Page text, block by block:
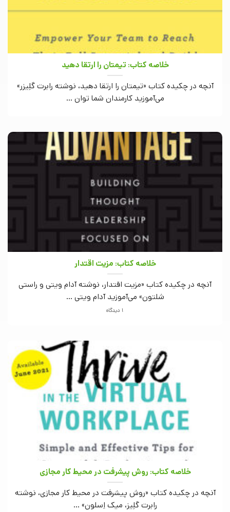
خلاصه کتاب: تیمتان را ارتقا دهید
آنچه در چکیده کتاب «تیمتان را ارتقا دهید، نوشته رابرت گلِیزر»
می‌آموزید کارمندان شما توان ...
خلاصه کتاب: مزیت اقتدار
آنچه در چکیده کتاب «مزیت اقتدار، نوشته آدام ویتی و راستی
شلتون» می‌آموزید آدام ویتی ...
1 دیدگاه
خلاصه کتاب: روش پیشرفت در محیط کار مجازی
آنچه در چکیده کتاب «روش پیشرفت در محیط کار مجازی، نوشته
رابرت گلِیز، میک اِسلون» ...